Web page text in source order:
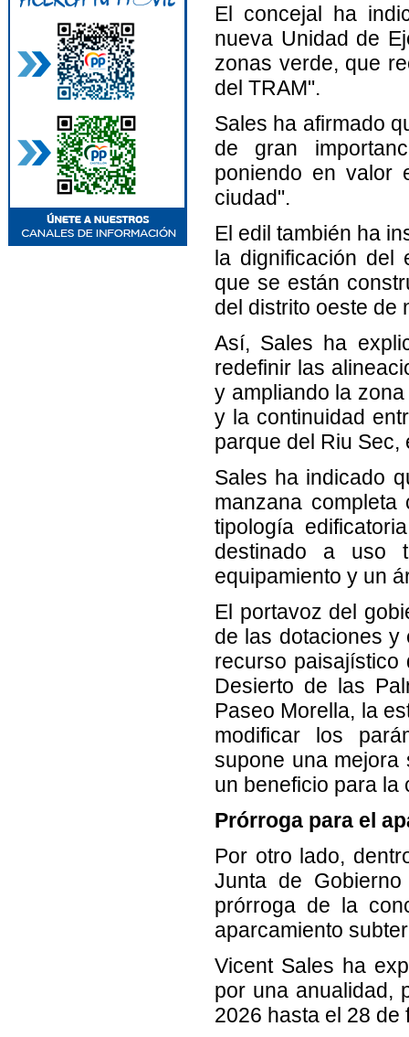
El concejal ha
nueva Unidad de
zonas verde, que
del TRAM".
Sales ha afirmado
de gran
poniendo en valor
ciudad".
El edil también ha
la dignificación del
que se están
del distrito oeste de
Así, Sales ha
redefinir las
y ampliando la
y la continuidad
parque del Riu Sec,
Sales ha indicado
manzana
tipología
destinado a uso
equipamiento y un
El portavoz del
de las dotaciones y
recurso
Desierto de las
Paseo Morella, la
modificar los
supone una mejora
un beneficio para la
Prórroga para el
Por otro lado,
Junta de
prórroga de la
aparcamiento
Vicent Sales ha
por una anualidad,
2026 hasta el 28 de